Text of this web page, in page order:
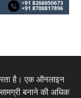
है। एक ऑनलाइन
बनाने की अधिक